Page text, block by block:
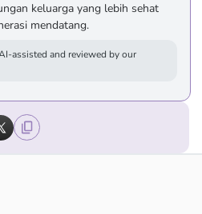
keluarga yang lebih sehat
mendatang.
assisted and reviewed by our